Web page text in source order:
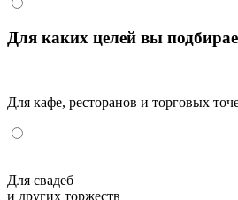
Для каких целей вы
Для кафе, ресторанов и торговых
Для свадеб
и других торжеств